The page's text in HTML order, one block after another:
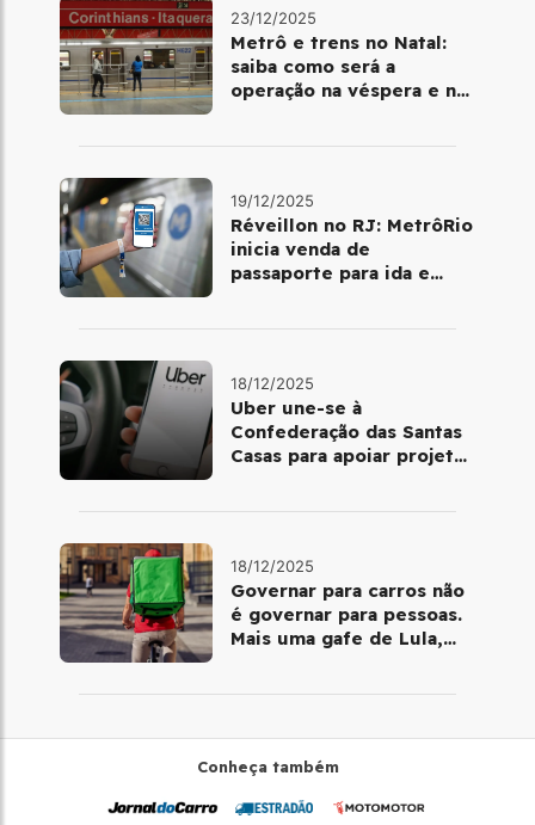
23/12/2025
Metrô e trens no Natal:
saiba como será a
operação na véspera e no
19/12/2025
Réveillon no RJ: MetrôRio
inicia venda de
passaporte para ida e
18/12/2025
Uber une-se à
Confederação das Santas
Casas para apoiar projetos
18/12/2025
Governar para carros não
é governar para pessoas.
Mais uma gafe de Lula,
Conheça também